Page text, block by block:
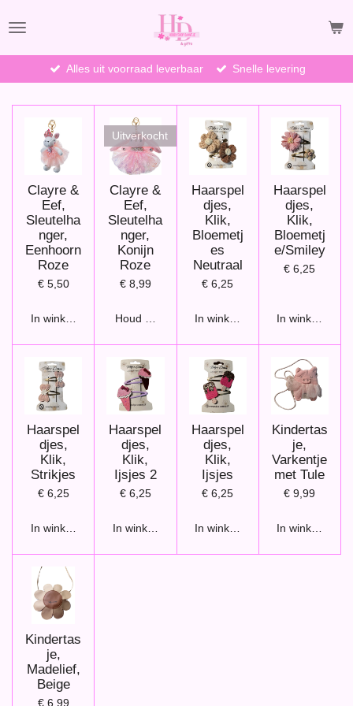
direct
hoofdinhoud
Alles uit voorraad leverbaar Snelle levering
Clayre &
Eef,
Sleutelha
nger,
Eenhoorn
Roze
€ 5,50
In winkelwagen
Uitverkocht
Clayre &
Eef,
Sleutelha
nger,
Konijn
Roze
€ 8,99
Houd mij op de hoogte
Haarspel
djes,
Klik,
Bloemetj
es
Neutraal
€ 6,25
In winkelwagen
Haarspel
djes,
Klik,
Bloemetj
e/Smiley
€ 6,25
In winkelwagen
Haarspel
djes,
Klik,
Strikjes
€ 6,25
In winkelwagen
Haarspel
djes,
Klik,
Ijsjes 2
€ 6,25
In winkelwagen
Haarspel
djes,
Klik,
Ijsjes
€ 6,25
In winkelwagen
Kindertas
je,
Varkentje
met Tule
€ 9,99
In winkelwagen
Kindertas
je,
Madelief,
Beige
€ 6,99